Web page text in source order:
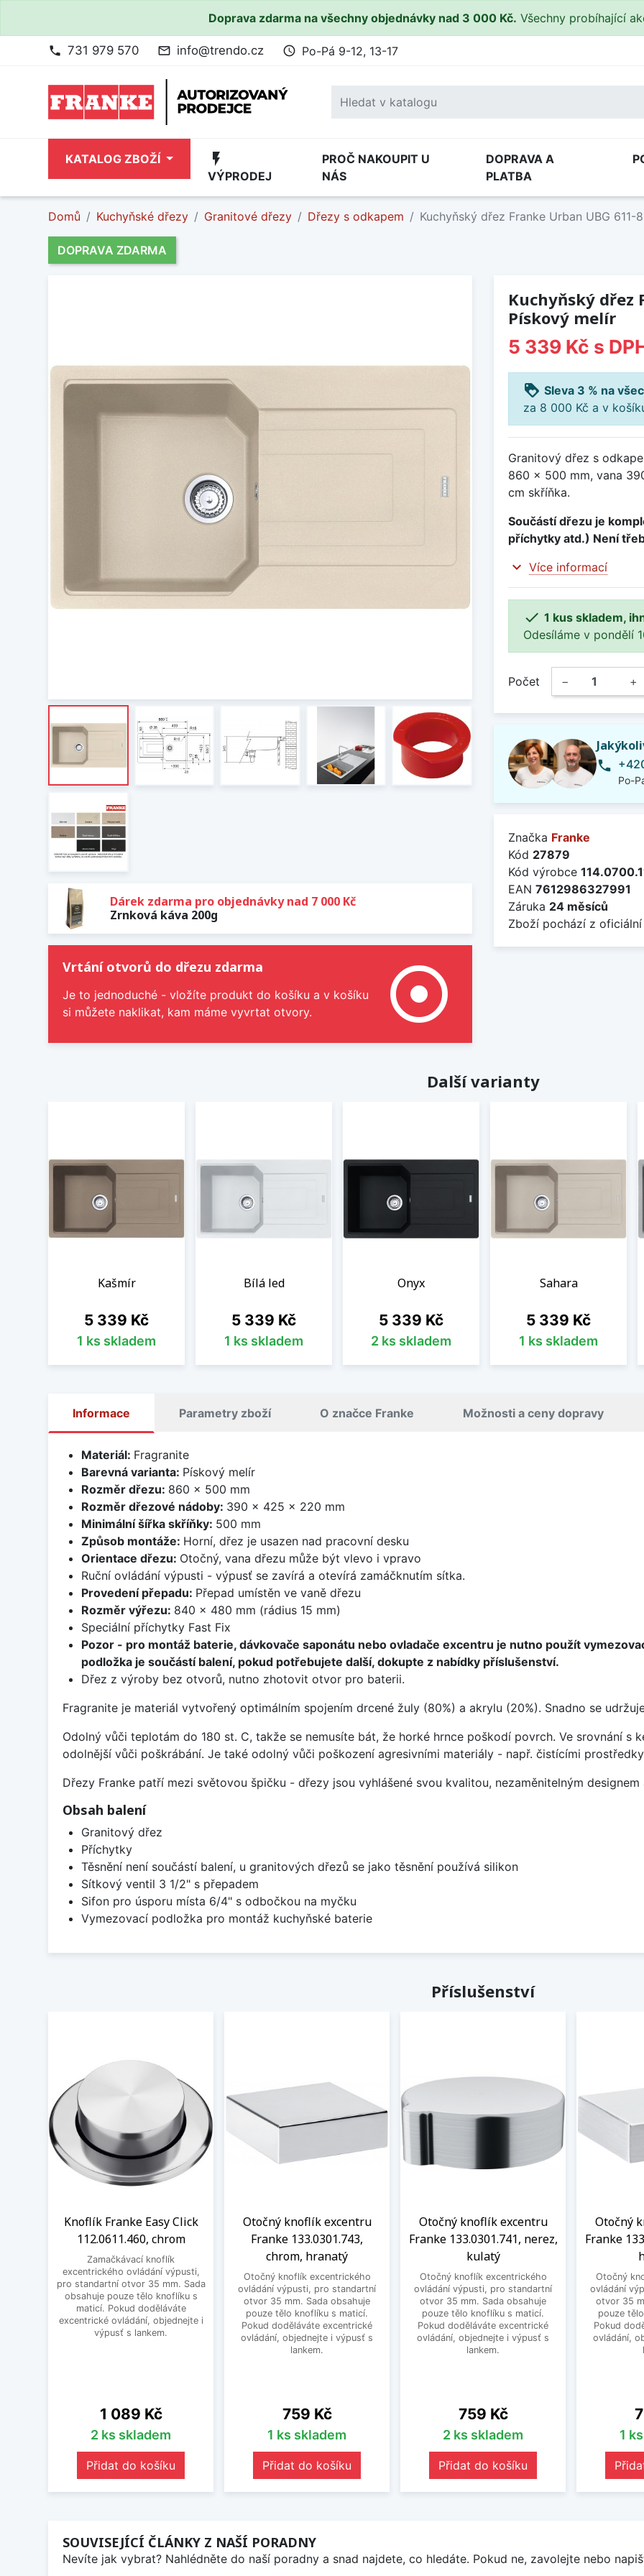
Doprava zdarma na všechny objednávky nad 3 000 Kč. Všechny probíhající
phone 731 979 570 mail_outline info@trendo.cz access_time Po-Pá 9-12, 13-17
KATALOG ZBOŽÍ flash_on
VÝPRODEJ
PROČ NAKOUPIT U
NÁS
DOPRAVA A
PLATBA
Domů Kuchyňské dřezy Granitové dřezy Dřezy s odkapem Kuchyňský dřez Franke Urban UBG 611-
DOPRAVA ZDARMA
Dárek zdarma pro objednávky nad 7 000 Kč
Zrnková káva 200g
Vrtání otvorů do dřezu zdarma
Je to jednoduché - vložíte produkt do košíku a v košíku
si můžete naklikat, kam máme vyvrtat otvory.
adjust
Kuchyňský dřez
Pískový melír
5 339 Kč s
loyalty Sleva 3 % na
za 8 000 Kč a v
Granitový dřez s
860 x 500 mm, vana
cm skříňka.
Součástí dřezu je
příchytky atd.) Není
expand_more Více informací
 1 kus skladem,
Odesíláme v pondělí
Počet − +
phone
Po-
Značka Franke
Kód 27879
Kód výrobce
EAN 7612986327991
Záruka 24 měsíců
Zboží pochází z
Další varianty
Kašmír
Cena
5 339 Kč
1 ks skladem
Bílá led
Cena
5 339 Kč
1 ks skladem
Onyx
Cena
5 339 Kč
2 ks skladem
Sahara
Cena
5 339 Kč
1 ks skladem
Informace Parametry zboží O značce Franke Možnosti a ceny dopravy
Materiál: Fragranite
Barevná varianta: Pískový melír
Rozměr dřezu: 860 x 500 mm
Rozměr dřezové nádoby: 390 x 425 x 220 mm
Minimální šířka skříňky: 500 mm
Způsob montáže: Horní, dřez je usazen nad pracovní desku
Orientace dřezu: Otočný, vana dřezu může být vlevo i vpravo
Ruční ovládání výpusti - výpusť se zavírá a otevírá zamáčknutím sítka.
Provedení přepadu: Přepad umístěn ve vaně dřezu
Rozměr výřezu: 840 x 480 mm (rádius 15 mm)
Speciální příchytky Fast Fix
Pozor - pro montáž baterie, dávkovače saponátu nebo ovladače excentru je nutno použít
podložka je součástí balení, pokud potřebujete další, dokupte z nabídky příslušenství.
Dřez z výroby bez otvorů, nutno zhotovit otvor pro baterii.
Fragranite je materiál vytvořený optimálním spojením drcené žuly (80%) a akrylu (20%). Snadno se
Odolný vůči teplotám do 180 st. C, takže se nemusíte bát, že horké hrnce poškodí povrch. Ve srovnání s
odolnější vůči poškrábání. Je také odolný vůči poškození agresivními materiály - např. čistícími
Dřezy Franke patří mezi světovou špičku - dřezy jsou vyhlášené svou kvalitou, nezaměnitelným
Obsah balení
Granitový dřez
Příchytky
Těsnění není součástí balení, u granitových dřezů se jako těsnění používá silikon
Sítkový ventil 3 1/2" s přepadem
Sifon pro úsporu místa 6/4" s odbočkou na myčku
Vymezovací podložka pro montáž kuchyňské baterie
Příslušenství
Knoflík Franke Easy Click
112.0611.460, chrom
Zamačkávací knoflík
excentrického ovládání výpusti,
pro standartní otvor 35 mm. Sada
obsahuje pouze tělo knoflíku s
maticí. Pokud doděláváte
excentrické ovládání, objednejte i
výpusť s lankem.
Cena
1 089 Kč
2 ks skladem
Přidat do košíku
Otočný knoflík excentru
Franke 133.0301.743,
chrom, hranatý
Otočný knoflík excentrického
ovládání výpusti, pro standartní
otvor 35 mm. Sada obsahuje
pouze tělo knoflíku s maticí.
Pokud doděláváte excentrické
ovládání, objednejte i výpusť s
lankem.
Cena
759 Kč
1 ks skladem
Přidat do košíku
Otočný knoflík excentru
Franke 133.0301.741, nerez,
kulatý
Otočný knoflík excentrického
ovládání výpusti, pro standartní
otvor 35 mm. Sada obsahuje
pouze tělo knoflíku s maticí.
Pokud doděláváte excentrické
ovládání, objednejte i výpusť s
lankem.
Cena
759 Kč
2 ks skladem
Přidat do košíku
Otočný
Franke
Otočný
ovládání
otvor 35
pouze
Pokud
ovládání,
1
SOUVISEJÍCÍ ČLÁNKY Z NAŠÍ PORADNY
Nevíte jak vybrat? Nahlédněte do naší poradny a snad najdete, co hledáte. Pokud ne, zavolejte nebo